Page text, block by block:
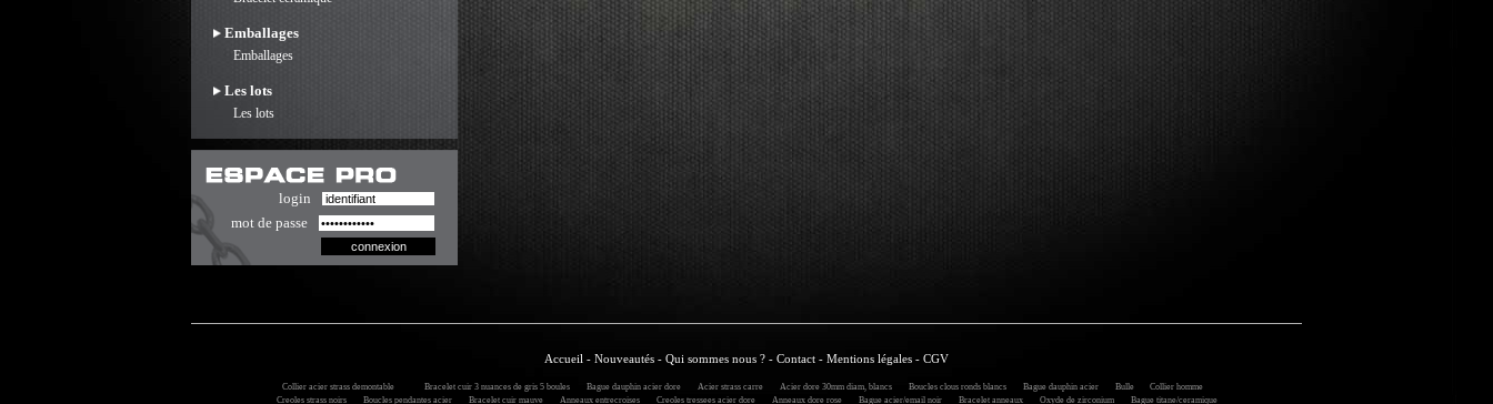
Emballages
Emballages
Les lots
Les lots
login
mot de passe
Accueil - Nouveautés - Qui sommes nous ? - Contact - Mentions légales - CGV
Collier acier strass demontable Bracelet cuir 3 nuances de gris 5 boules Bague dauphin acier dore Acier strass carre Acier dore 30mm diam, blancs Boucles clous ronds blancs Bague dauphin acier Bulle
Collier homme
Creoles strass noirs
Boucles pendantes acier Bracelet cuir mauve Anneaux entrecroises Creoles tressees acier dore Anneaux dore rose Bague acier/email noir Bracelet anneaux Oxyde de zirconium Bague titane/ceramique